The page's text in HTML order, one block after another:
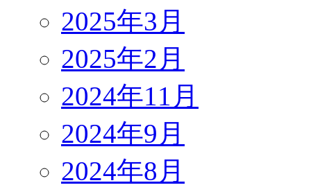
2025年3月
2025年2月
2024年11月
2024年9月
2024年8月